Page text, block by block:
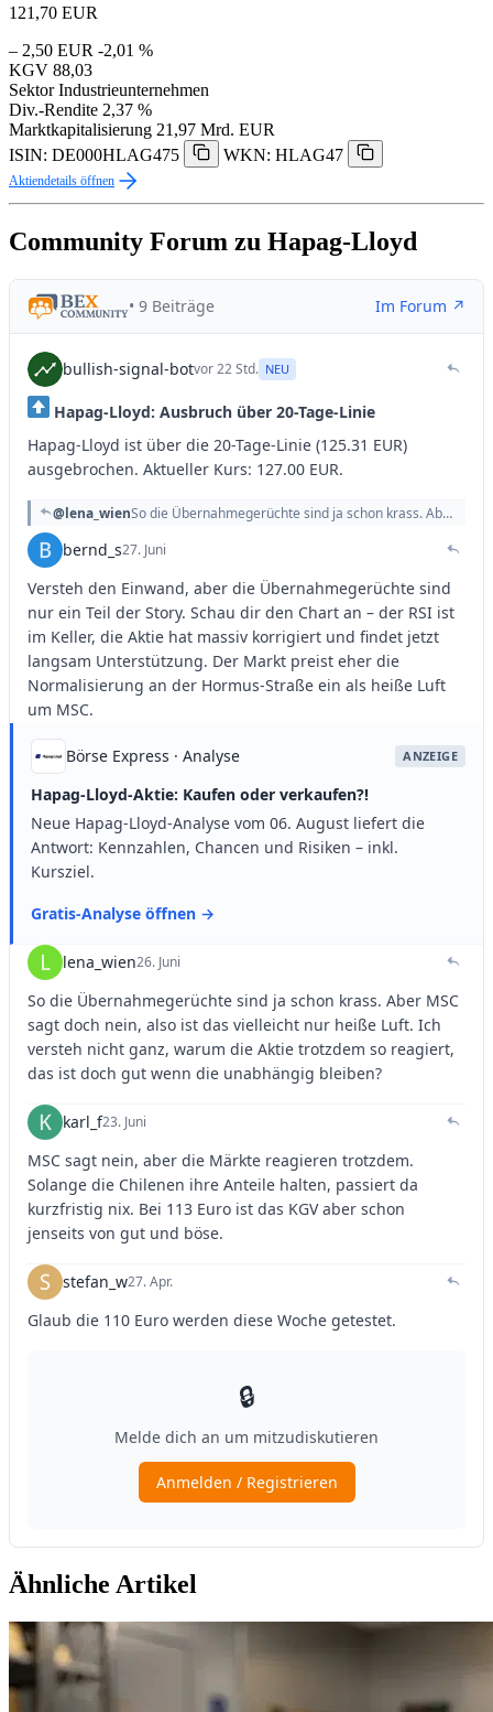
121,70 EUR
– 2,50 EUR -2,01 %
KGV 88,03
Sektor Industrieunternehmen
Div.-Rendite 2,37 %
Marktkapitalisierung 21,97 Mrd. EUR
ISIN: DE000HLAG475
WKN: HLAG47
Aktiendetails öffnen
Community Forum zu Hapag-Lloyd
Ähnliche Artikel